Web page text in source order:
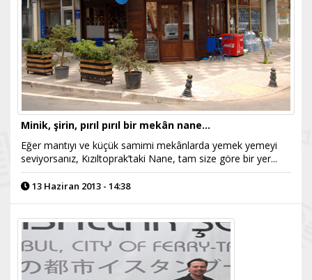
Minik, şirin, pırıl pırıl bir mekân nane…
Eğer mantıyı ve küçük samimi mekânlarda yemek yemeyi
seviyorsanız, Kızıltoprak’taki Nane, tam size göre bir yer...
13 Haziran 2013 - 14:38